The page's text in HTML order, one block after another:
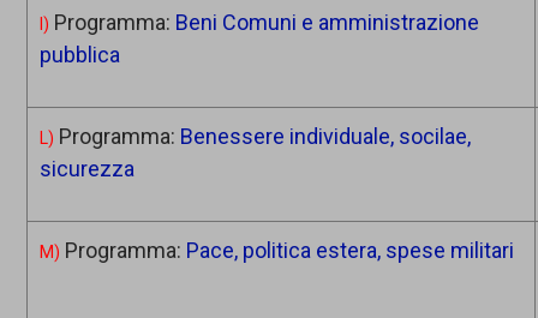
I) Programma: Beni Comuni e amministrazione
pubblica
L) Programma: Benessere individuale, socilae,
sicurezza
M) Programma: Pace, politica estera, spese militari